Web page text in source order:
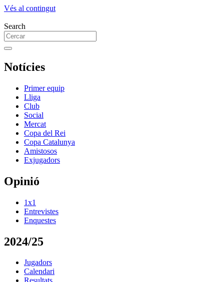
Vés al contingut
Search
Notícies
Primer equip
Lliga
Club
Social
Mercat
Copa del Rei
Copa Catalunya
Amistosos
Exjugadors
Opinió
1x1
Entrevistes
Enquestes
2024/25
Jugadors
Calendari